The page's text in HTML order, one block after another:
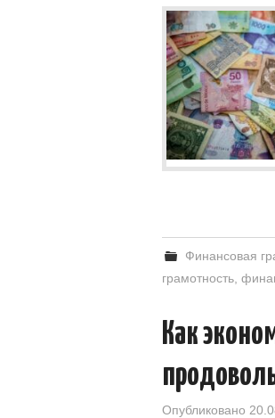
Финансовая
грамотность
Как
Опубликовано